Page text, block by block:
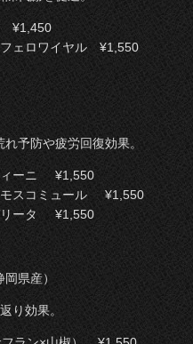
¥1,450
フェロワイヤル ¥1,550
予防や疲労回復効果。
ィーニ ¥1,550
モスコミュール ¥1,550
リータ ¥1,550
県産）
り効果。